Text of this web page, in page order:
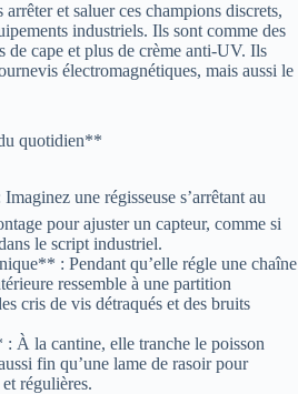
et saluer ces champions discrets,
industriels. Ils sont comme des
de cape et plus de crème anti-UV. Ils
électromagnétiques, mais aussi le
quotidien**
une régisseuse s’arrêtant au
pour ajuster un capteur, comme si
le script industriel.
: Pendant qu’elle régle une chaîne
ressemble à une partition
cris de vis détraqués et des bruits
la cantine, elle tranche le poisson
fin qu’une lame de rasoir pour
régulières.